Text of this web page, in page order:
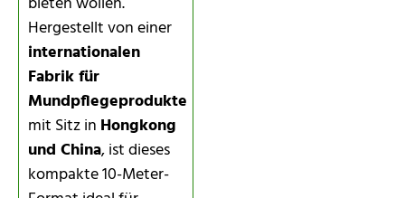
Hergestellt von einer
internationalen
Fabrik für
Mundpflegeprodukte
mit Sitz in Hongkong
und China, ist dieses
kompakte 10-Meter-